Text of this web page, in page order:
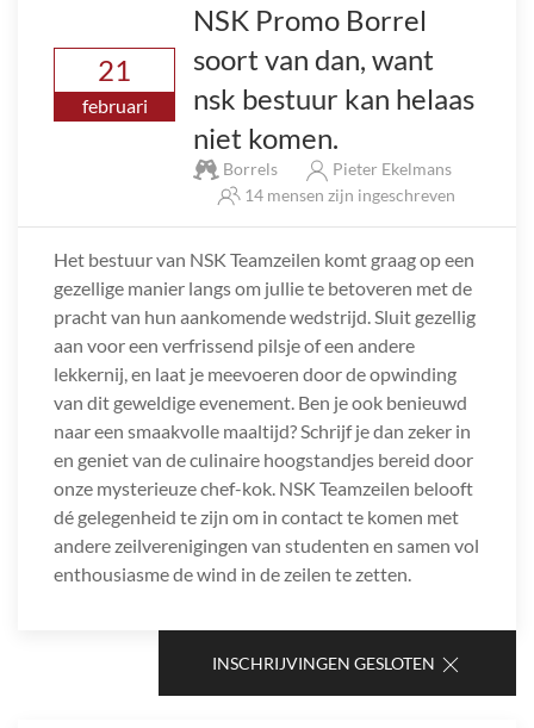
21
februari
NSK Promo Borrel
soort van dan, want
nsk bestuur kan helaas
niet komen.
Borrels
Pieter Ekelmans
14 mensen zijn ingeschreven
Het bestuur van NSK Teamzeilen komt graag op een
gezellige manier langs om jullie te betoveren met de
pracht van hun aankomende wedstrijd. Sluit gezellig
aan voor een verfrissend pilsje of een andere
lekkernij, en laat je meevoeren door de opwinding
van dit geweldige evenement. Ben je ook benieuwd
naar een smaakvolle maaltijd? Schrijf je dan zeker in
en geniet van de culinaire hoogstandjes bereid door
onze mysterieuze chef-kok. NSK Teamzeilen belooft
dé gelegenheid te zijn om in contact te komen met
andere zeilverenigingen van studenten en samen vol
enthousiasme de wind in de zeilen te zetten.
INSCHRIJVINGEN GESLOTEN